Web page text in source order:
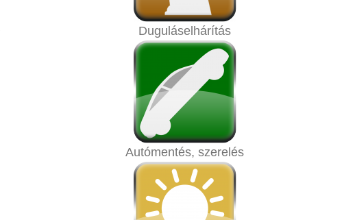
Duguláselhárítás
Autómentés, szerelés